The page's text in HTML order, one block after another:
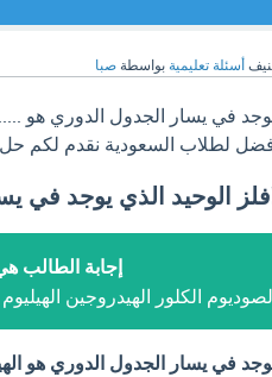
أسئلة تعليمية بواسطة صبا
يوجد في يسار الجدول الدوري هو
لطلاب السعودية نقدم لكم حل
الوحيد الذي يوجد في
إجابة الطالب
الكلور الهيدروجين
يوجد في يسار الجدول الدوري هو